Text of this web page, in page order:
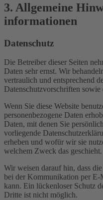
3. Allgemeine
informationen
Datenschutz
Die Betreiber dieser Seiten
Daten sehr ernst. Wir
vertraulich und entsprechend
Datenschutzvorschriften
Wenn Sie diese Website
personenbezogene Daten
Daten, mit denen Sie
vorliegende
erheben und wofür wir sie
welchem Zweck das geschieht.
Wir weisen darauf hin, dass
bei der Kommunikation per E-
kann. Ein lückenloser Schutz
Dritte ist nicht möglich.